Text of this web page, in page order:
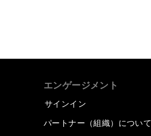
エンゲージメント
サインイン
パートナー（組織）について